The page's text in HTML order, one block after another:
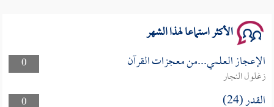
الأكثر استماعا لهذا الشهر
0 الإعجاز العلمي...من معجزات القرآن
زغلول النجار
0
القدر (24)